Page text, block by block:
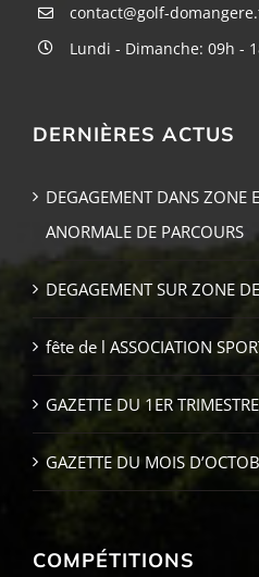
contact@golf-
Lundi - Dimanche: 09h -
DERNIÈRES ACTUS
DEGAGEMENT DANS ZONE
ANORMALE DE PARCOURS
DEGAGEMENT SUR ZONE
fête de l ASSOCIATION
GAZETTE DU 1ER
GAZETTE DU MOIS
COMPÉTITIONS